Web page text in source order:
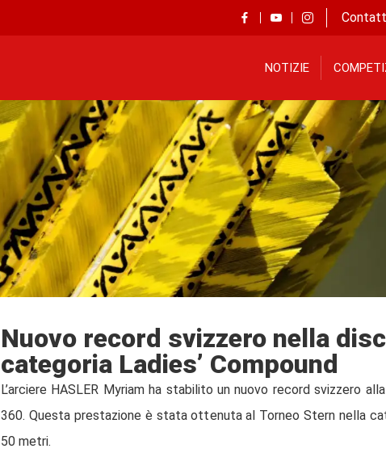
NOTIZIE
Nuovo record svizzero nella
categoria Ladies’ Compound
L’arciere HASLER Myriam ha stabilito un nuovo record svizzero
360. Questa prestazione è stata ottenuta al Torneo Stern nella
50 metri.